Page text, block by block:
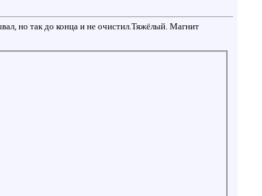
но так до конца и не очистил.Тяжёлый. Магнит